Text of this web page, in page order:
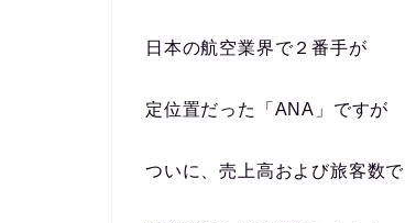
日本の航空業界で２番手が
定位置だった「ANA」ですが
ついに、売上高および旅客数で